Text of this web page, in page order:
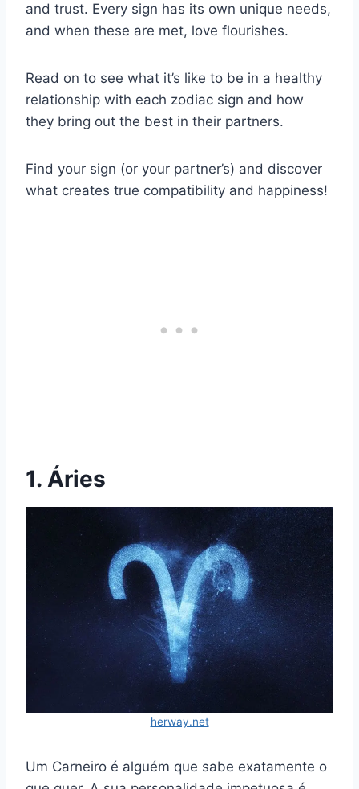
and trust. Every sign has its own unique needs,
and when these are met, love flourishes.
Read on to see what it’s like to be in a healthy
relationship with each zodiac sign and how
they bring out the best in their partners.
Find your sign (or your partner’s) and discover
what creates true compatibility and happiness!
1. Áries
herway.net
Um Carneiro é alguém que sabe exatamente o